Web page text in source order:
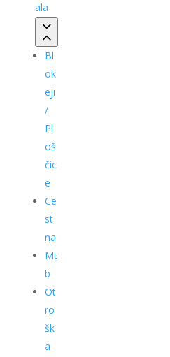
ala
Bl
ok
eji
/
Pl
oš
čic
e
Ce
st
na
Mt
b
Ot
ro
šk
a